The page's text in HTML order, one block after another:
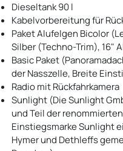
Dieseltank 90 l
Kabelvorbereitung für
Paket Alufelgen Bicolor
Silber (Techno-Trim), 16"
Basic Paket
der Nasszelle, Breite
Radio mit Rückfahrkamera
Sunlight (Die Sunlight
und Teil der
Einstiegsmarke Sunlight
Hymer und Dethleffs